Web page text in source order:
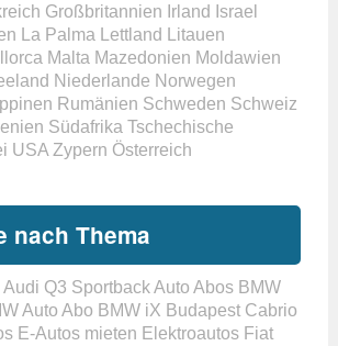
Großbritannien Irland
Israel
La Palma Lettland
Litauen
Malta Mazedonien Moldawien
Niederlande Norwegen
Rumänien Schweden Schweiz
Südafrika Tschechische
USA Zypern Österreich
nach Thema
Audi Q3 SportbackAuto Abos BMW
Auto Abo BMW iX Budapest Cabrio
E-Autos mieten Elektroautos Fiat